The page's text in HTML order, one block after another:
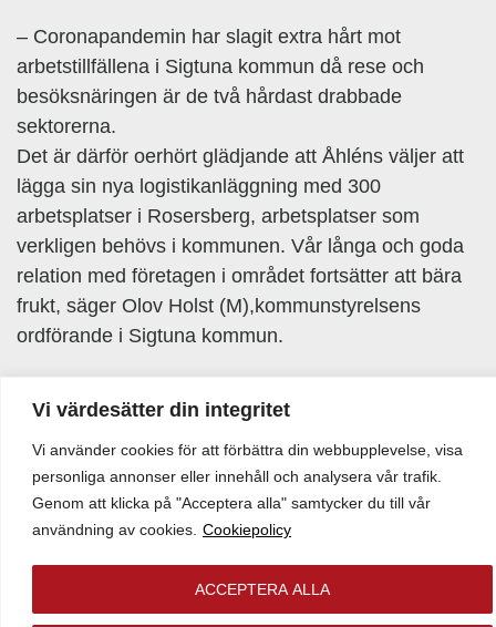
Vi värdesätter din integritet
Vi använder cookies för att förbättra din webbupplevelse, visa
personliga annonser eller innehåll och analysera vår trafik.
Genom att klicka på "Acceptera alla" samtycker du till vår
användning av cookies. Cookiepolicy
ACCEPTERA ALLA
– Coronapandemin har slagit extra hårt mot
arbetstillfällena i Sigtuna kommun då rese och
besöksnäringen är de två hårdast drabbade
sektorerna.
Det är därför oerhört glädjande att Åhléns väljer att
lägga sin nya logistikanläggning med 300
arbetsplatser i Rosersberg, arbetsplatser som
verkligen behövs i kommunen. Vår långa och goda
relation med företagen i området fortsätter att bära
frukt, säger Olov Holst (M),kommunstyrelsens
ordförande i Sigtuna kommun.
Med säte i Borås verkar Bockasjökoncernen inom
förvaltning och fastighetsutveckling, inom
logistikområdet på strategiska logistikorter i Sverige.
Med säte i Strängnäs verkar Kilenkryssetkoncernen
inom förvaltning och fastighetsutveckling av
kommersiella fastigheter. Koncernen ägs av Jan
Persson. Familjeföretaget Åhléns grundades 1899 i